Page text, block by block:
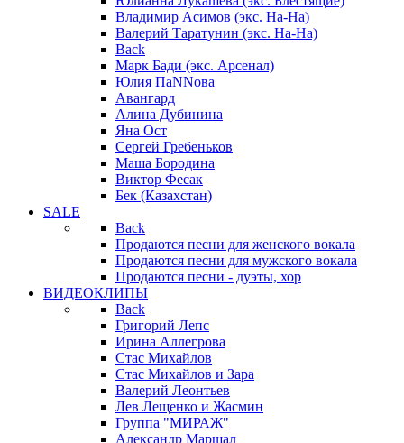
Владимир Асимов (экс. На-На)
Валерий Таратунин (экс. На-На)
Back
Марк Бади (экс. Арсенал)
Юлия ПаNNова
Авангард
Алина Дубинина
Яна Ост
Сергей Гребеньков
Маша Бородина
Виктор Фесак
Бек (Казахстан)
SALE
Back
Продаются песни для женского вокала
Продаются песни для мужского вокала
Продаются песни - дуэты, хор
ВИДЕОКЛИПЫ
Back
Григорий Лепс
Ирина Аллегрова
Стас Михайлов
Стас Михайлов и Зара
Валерий Леонтьев
Лев Лещенко и Жасмин
Группа "МИРАЖ"
Александр Маршал